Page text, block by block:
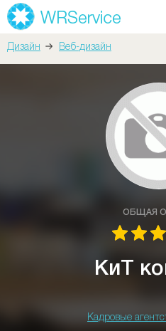
Дизайн Веб-дизайн
ОБЩАЯ
КиТ
Кадровые